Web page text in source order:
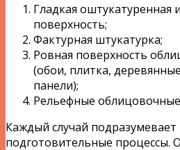
Гладкая оштукатуренная
поверхность;
Фактурная штукатурка;
Ровная поверхность
(обои, плитка,
панели);
Рельефные
Каждый случай
подготовительные процессы.